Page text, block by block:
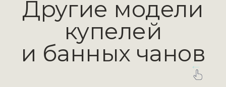
Из жаропрочной нержавеющей стали AISI 430
Инструкция